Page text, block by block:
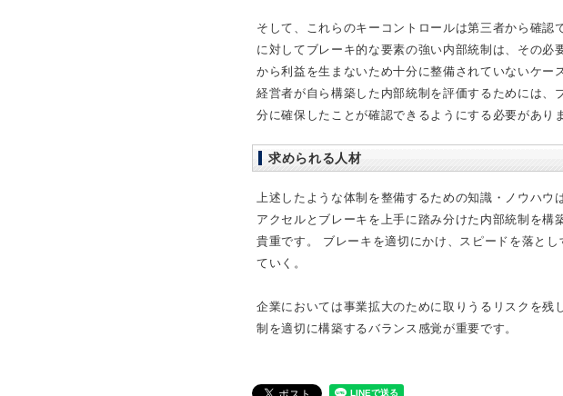
そして、これらのキーコントロールは第三者から確認
に対してブレーキ的な要素の強い内部統制は、その必
から利益を生まないため十分に整備されていないケー
経営者が自ら構築した内部統制を評価するためには、
分に確保したことが確認できるようにする必要があり
求められる人材
上述したような体制を整備するための知識・ノウハウ
アクセルとブレーキを上手に踏み分けた内部統制を構
貴重です。 ブレーキを適切にかけ、スピードを落と
ていく。
企業においては事業拡大のために取りうるリスクを残
制を適切に構築するバランス感覚が重要です。